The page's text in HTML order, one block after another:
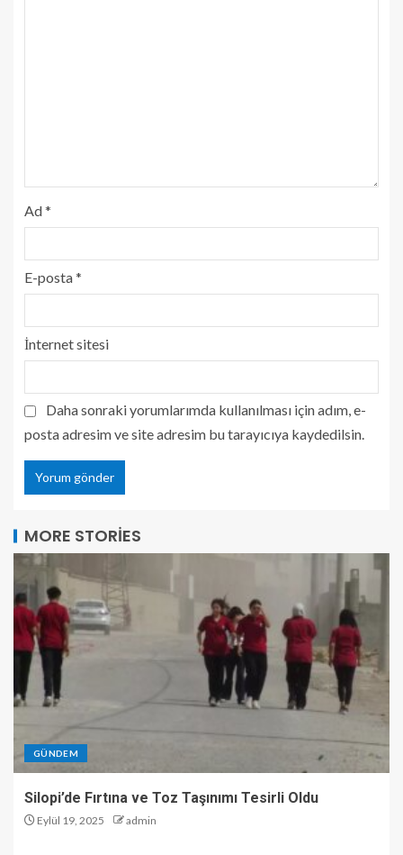
Ad*
E-posta*
İnternet sitesi
Daha sonraki yorumlarımda kullanılması için adım, e-
posta adresim ve site adresim bu tarayıcıya kaydedilsin.
MORE STORIES
GÜNDEM
Silopi’de Fırtına ve Toz Taşınımı Tesirli Oldu
Eylül 19, 2025 admin